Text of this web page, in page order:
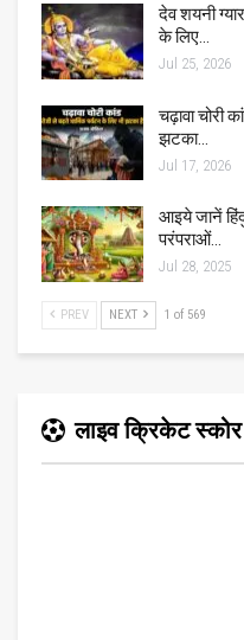
देव शयनी
के लिए…
Jul 25, 2026
चढ़ावा चोरी
झटका…
Jul 17, 2026
आइये जानें
परंपराओं…
Jul 28, 2025
PREV NEXT 1 of 569
लाइव क्रिकेट स्कोर